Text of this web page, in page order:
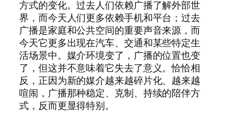
方式的变化。过去人们依赖广播了解外部世
界，而今天人们更多依赖手机和平台；过去
广播是家庭和公共空间的重要声音来源，而
今天它更多出现在汽车、交通和某些特定生
活场景中。媒介环境变了，广播的位置也变
了，但这并不意味着它失去了意义。恰恰相
反，正因为新的媒介越来越碎片化、越来越
喧闹，广播那种稳定、克制、持续的陪伴方
式，反而更显得特别。